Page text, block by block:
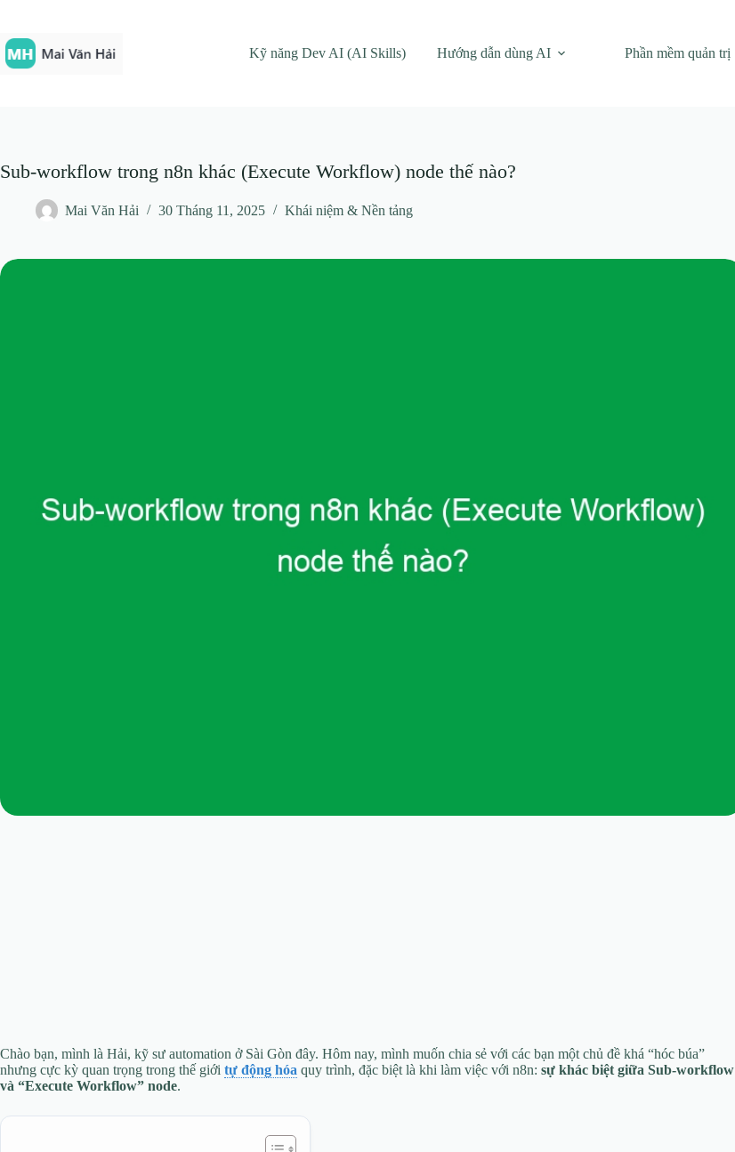
phần
nội
dung
Kỹ năng Dev AI (AI Skills) Hướng dẫn dùng AI Phần mềm quản trị
Sub-workflow trong n8n khác (Execute Workflow) node thế nào?
Mai Văn Hải 30 Tháng 11, 2025 Khái niệm & Nền tảng
Chào bạn, mình là Hải, kỹ sư automation ở Sài Gòn đây. Hôm nay, mình muốn chia sẻ với các bạn một chủ đề khá “hóc búa”
nhưng cực kỳ quan trọng trong thế giới tự động hóa quy trình, đặc biệt là khi làm việc với n8n: sự khác biệt giữa Sub-workflow
và “Execute Workflow” node.